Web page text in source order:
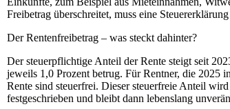
Freibetrag überschreitet, muss eine
Der Rentenfreibetrag – was steckt dahinter?
Der steuerpflichtige Anteil der Rente steigt seit
jeweils 1,0 Prozent betrug. Für Rentner, die 2025
Rente sind steuerfrei. Dieser steuerfreie Anteil
festgeschrieben und bleibt dann lebenslang